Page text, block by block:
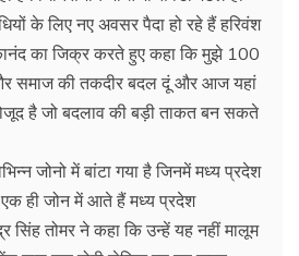
के लिए नए अवसर पैदा हो रहे हैं हरिवंश
का जिक्र करते हुए कहा कि मुझे 100
समाज की तकदीर बदल दूं और आज यहां
है जो बदलाव की बड़ी ताकत बन सकते
जोनो में बांटा गया है जिनमें मध्य प्रदेश
ही जोन में आते हैं मध्य प्रदेश
सिंह तोमर ने कहा कि उन्हें यह नहीं मालूम